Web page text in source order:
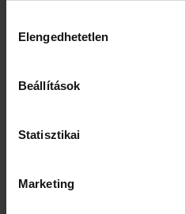
Információgyűjtés az
Az Ön készülékén
tulajdonságainak
módjairól és adja meg
kiválasztása
Elengedhetetlen
Beállítások
Statisztikai
Marketing